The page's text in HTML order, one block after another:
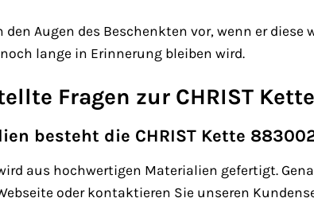
den Augen des Beschenkten vor, wenn er
lange in Erinnerung bleiben wird.
Fragen zur CHRIST
besteht die CHRIST Kette
wird aus hochwertigen Materialien gefertigt.
oder kontaktieren Sie unseren